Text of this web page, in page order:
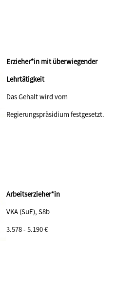
Erzieher*in mit überwiegender
Lehrtätigkeit
Das Gehalt wird vom
Regierungspräsidium festgesetzt.
Arbeitserzieher*in
VKA (SuE), S8b
3.578 - 5.190 €